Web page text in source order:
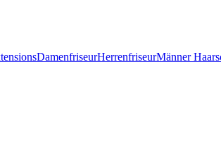
DamenfriseurHerrenfriseurMänner